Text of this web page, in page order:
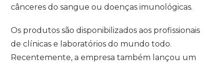
cânceres do sangue ou doenças imunológicas.
Os produtos são disponibilizados aos profissionais
de clínicas e laboratórios do mundo todo.
Recentemente, a empresa também lançou um